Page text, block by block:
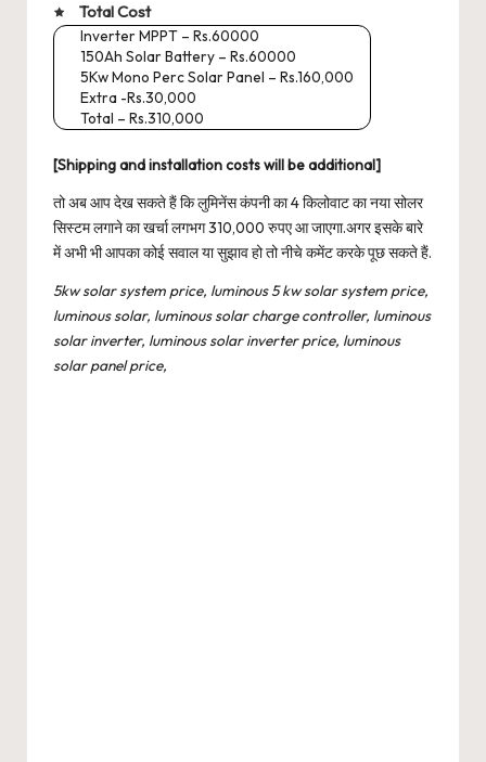
Total Cost
Inverter MPPT – Rs.60000
150Ah Solar Battery – Rs.60000
5Kw Mono Perc Solar Panel – Rs.160,000
Extra -Rs.30,000
Total – Rs.310,000
[Shipping and installation costs will be additional]
तो अब आप देख सकते हैं कि लुमिनेंस कंपनी का 4 किलोवाट का नया सोलर
सिस्टम लगाने का खर्चा लगभग 310,000 रुपए आ जाएगा.अगर इसके बारे
में अभी भी आपका कोई सवाल या सुझाव हो तो नीचे कमेंट करके पूछ सकते हैं.
5kw solar system price, luminous 5 kw solar system price,
luminous solar, luminous solar charge controller, luminous
solar inverter, luminous solar inverter price, luminous
solar panel price,